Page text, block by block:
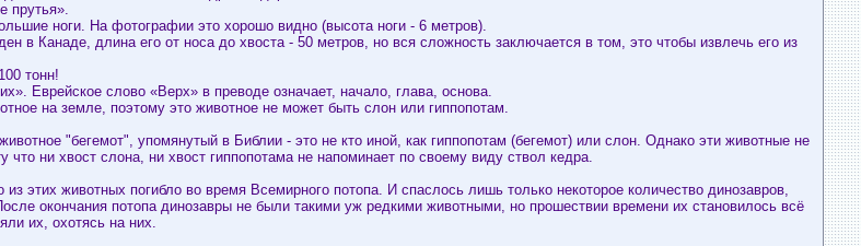
прутья».
ноги. На фотографии это хорошо видно (высота ноги - 6 метров).
в Канаде, длина его от носа до хвоста - 50 метров, но вся сложность заключается в том, это чтобы извлечь его из
тонн!
Еврейское слово «Верх» в преводе означает, начало, глава, основа.
на земле, поэтому это животное не может быть слон или гиппопотам.
"бегемот", упомянутый в Библии - это не кто иной, как гиппопотам (бегемот) или слон. Однако эти животные не
что ни хвост слона, ни хвост гиппопотама не напоминает по своему виду ствол кедра.
этих животных погибло во время Всемирного потопа. И спаслось лишь только некоторое количество динозавров,
окончания потопа динозавры не были такими уж редкими животными, но прошествии времени их становилось всё
их, охотясь на них.